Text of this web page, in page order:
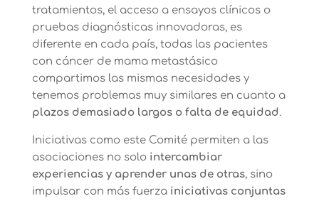
tratamientos, el acceso a ensayos clínicos o
pruebas diagnósticas innovadoras, es
diferente en cada país, todas las pacientes
con cáncer de mama metastásico
compartimos las mismas necesidades y
tenemos problemas muy similares en cuanto a
plazos demasiado largos o falta de equidad.
Iniciativas como este Comité permiten a las
asociaciones no solointercambiar
experiencias y aprender unas de otras, sino
impulsar con más fuerzainiciativas conjuntas